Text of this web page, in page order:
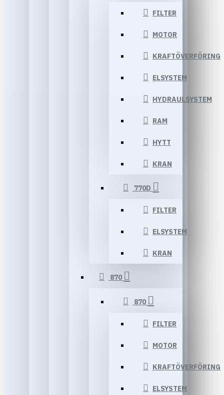
FILTER
MOTOR
KRAFTÖVERFÖRING
ELSYSTEM
HYDRAULSYSTEM
RAM
HYTT
KRAN
770D
FILTER
ELSYSTEM
KRAN
870
870
FILTER
MOTOR
KRAFTÖVERFÖRING
ELSYSTEM